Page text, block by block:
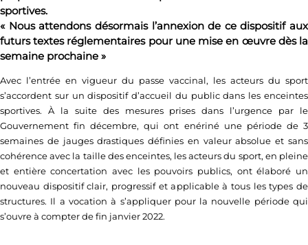
sportives.
« Nous attendons désormais l’annexion de ce dispositif aux
futurs textes réglementaires pour une mise en œuvre dès la
semaine prochaine »
Avec l’entrée en vigueur du passe vaccinal, les acteurs du sport
s’accordent sur un dispositif d’accueil du public dans les enceintes
sportives. À la suite des mesures prises dans l’urgence par le
Gouvernement fin décembre, qui ont enériné une période de 3
semaines de jauges drastiques définies en valeur absolue et sans
cohérence avec la taille des enceintes, les acteurs du sport, en pleine
et entière concertation avec les pouvoirs publics, ont élaboré un
nouveau dispositif clair, progressif et applicable à tous les types de
structures. Il a vocation à s’appliquer pour la nouvelle période qui
s’ouvre à compter de fin janvier 2022.